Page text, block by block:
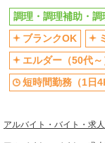
働
キープ
パート
日本国民食株式会社
細
調理・調理補助・調
ブランクOK
エルダー（50代
短時間勤務（1日
アルバイト・バイト・求